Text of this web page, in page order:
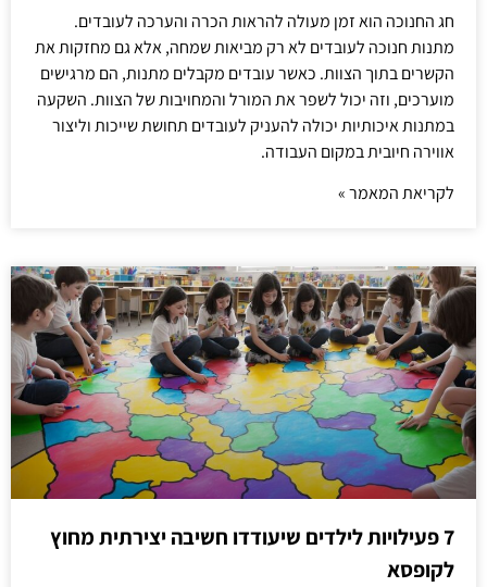
חג החנוכה הוא זמן מעולה להראות הכרה והערכה לעובדים.
מתנות חנוכה לעובדים לא רק מביאות שמחה, אלא גם מחזקות את
הקשרים בתוך הצוות. כאשר עובדים מקבלים מתנות, הם מרגישים
מוערכים, וזה יכול לשפר את המורל והמחויבות של הצוות. השקעה
במתנות איכותיות יכולה להעניק לעובדים תחושת שייכות וליצור
אווירה חיובית במקום העבודה.
לקריאת המאמר »
7 פעילויות לילדים שיעודדו חשיבה יצירתית מחוץ
לקופסא